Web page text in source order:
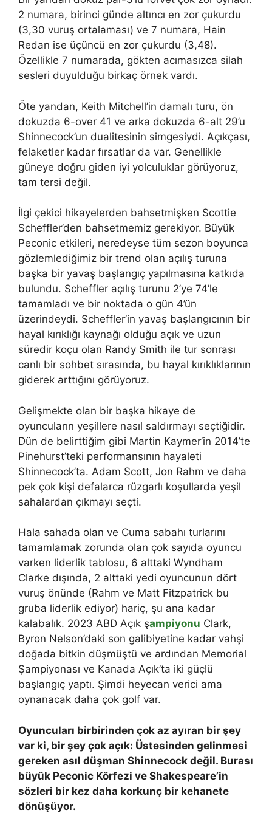
2 numara, birinci günde altıncı en zor çukurdu
(3,30 vuruş ortalaması) ve 7 numara, Hain
Redan ise üçüncü en zor çukurdu (3,48).
Özellikle 7 numarada, gökten acımasızca silah
sesleri duyulduğu birkaç örnek vardı.
Öte yandan, Keith Mitchell’in damalı turu, ön
dokuzda 6-over 41 ve arka dokuzda 6-alt 29’u
Shinnecock’un dualitesinin simgesiydi. Açıkçası,
felaketler kadar fırsatlar da var. Genellikle
güneye doğru giden iyi yolculuklar görüyoruz,
tam tersi değil.
İlgi çekici hikayelerden bahsetmişken Scottie
Scheffler’den bahsetmemiz gerekiyor. Büyük
Peconic etkileri, neredeyse tüm sezon boyunca
gözlemlediğimiz bir trend olan açılış turuna
başka bir yavaş başlangıç ​​yapılmasına katkıda
bulundu. Scheffler açılış turunu 2’ye 74’le
tamamladı ve bir noktada o gün 4’ün
üzerindeydi. Scheffler’in yavaş başlangıcının bir
hayal kırıklığı kaynağı olduğu açık ve uzun
süredir koçu olan Randy Smith ile tur sonrası
canlı bir sohbet sırasında, bu hayal kırıklıklarının
giderek arttığını görüyoruz.
Gelişmekte olan bir başka hikaye de
oyuncuların yeşillere nasıl saldırmayı seçtiğidir.
Dün de belirttiğim gibi Martin Kaymer’in 2014’te
Pinehurst’teki performansının hayaleti
Shinnecock’ta. Adam Scott, Jon Rahm ve daha
pek çok kişi defalarca rüzgarlı koşullarda yeşil
sahalardan çıkmayı seçti.
Hala sahada olan ve Cuma sabahı turlarını
tamamlamak zorunda olan çok sayıda oyuncu
varken liderlik tablosu, 6 alttaki Wyndham
Clarke dışında, 2 alttaki yedi oyuncunun dört
vuruş önünde (Rahm ve Matt Fitzpatrick bu
gruba liderlik ediyor) hariç, şu ana kadar
kalabalık. 2023 ABD Açık şampiyonu Clark,
Byron Nelson’daki son galibiyetine kadar vahşi
doğada bitkin düşmüştü ve ardından Memorial
Şampiyonası ve Kanada Açık’ta iki güçlü
başlangıç ​​yaptı. Şimdi heyecan verici ama
oynanacak daha çok golf var.
Oyuncuları birbirinden çok az ayıran bir şey
var ki, bir şey çok açık: Üstesinden gelinmesi
gereken asıl düşman Shinnecock değil. Burası
büyük Peconic Körfezi ve Shakespeare’in
sözleri bir kez daha korkunç bir kehanete
dönüşüyor.